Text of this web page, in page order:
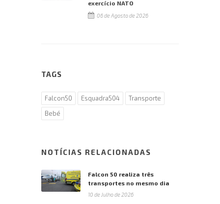
exercício NATO
06 de Agosto de 2026
TAGS
Falcon50 Esquadra504
Transporte
Bebé
NOTÍCIAS RELACIONADAS
Falcon 50 realiza três
transportes no mesmo dia
10 de Julho de 2026